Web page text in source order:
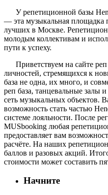
У репетиционной базы
— эта музыкальная площадка
лучших в Москве.
молодым коллективам и
пути к успеху.
Приветствуем на сайте
личностей, стремящихся к
база не одна, их много, и
реп база, танцевальные залы
сеть музыкальных объектов.
возможность стать частью
системе лояльности. После
MUSbooking любая
предоставляет вам
расчёте. На наших
баллов и разовых акций.
стоимости может составить
Начните